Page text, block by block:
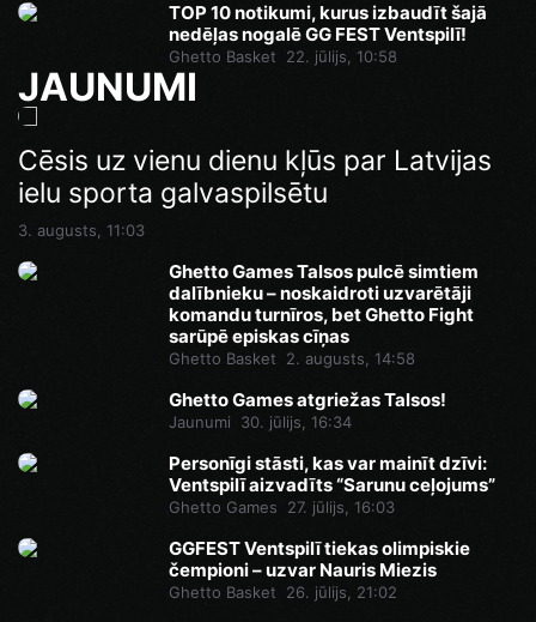
TOP 10 notikumi, kurus izbaudīt šajā
nedēļas nogalē GG FEST Ventspilī!
Ghetto Basket 22. jūlijs, 10:58
JAUNUMI
Cēsis uz vienu dienu kļūs par Latvijas
ielu sporta galvaspilsētu
3. augusts, 11:03
Ghetto Games Talsos pulcē simtiem
dalībnieku – noskaidroti uzvarētāji
komandu turnīros, bet Ghetto Fight
sarūpē episkas cīņas
Ghetto Basket 2. augusts, 14:58
Ghetto Games atgriežas Talsos!
Jaunumi 30. jūlijs, 16:34
Personīgi stāsti, kas var mainīt dzīvi:
Ventspilī aizvadīts “Sarunu ceļojums”
Ghetto Games 27. jūlijs, 16:03
GGFEST Ventspilī tiekas olimpiskie
čempioni – uzvar Nauris Miezis
Ghetto Basket 26. jūlijs, 21:02